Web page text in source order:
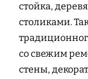
стойка,
столиками.
со свежим
стены,